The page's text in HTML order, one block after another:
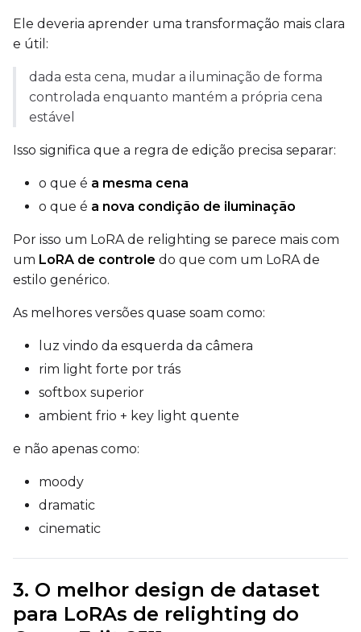
Control Dataset 3
LoRA Weight
Resolutions
Toggle256
256
Ele deveria aprender uma transformação mais clara
e útil:
dada esta cena, mudar a iluminação de forma
controlada enquanto mantém a própria cena
estável
Isso significa que a regra de edição precisa separar:
o que é a mesma cena
o que é a nova condição de iluminação
Por isso um LoRA de relighting se parece mais com
um LoRA de controle do que com um LoRA de
estilo genérico.
As melhores versões quase soam como:
luz vindo da esquerda da câmera
rim light forte por trás
softbox superior
ambient frio + key light quente
e não apenas como:
moody
dramatic
cinematic
3. O melhor design de dataset
para LoRAs de relighting do